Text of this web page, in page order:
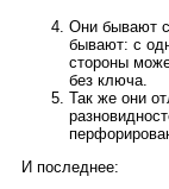
Они бывают
бывают: с
стороны
без ключа.
Так же они
И последнее: